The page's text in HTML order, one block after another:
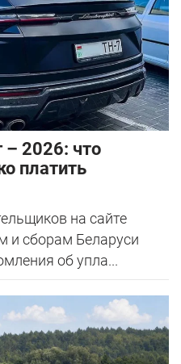
– 2026: что
платить
на сайте
и сборам Беларуси
об упла...